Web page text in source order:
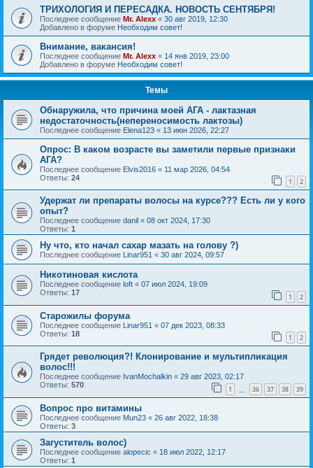
ТРИХОЛОГИЯ И ПЕРЕСАДКА. НОВОСТЬ СЕНТЯБРЯ!
Последнее сообщение Mr. Alexx « 30 авг 2019, 12:30
Добавлено в форуме Необходим совет!
Внимание, вакансия!
Последнее сообщение Mr. Alexx « 14 янв 2019, 23:00
Добавлено в форуме Необходим совет!
Темы
Обнаружила, что причина моей АГА - лактазная
недостаточность(непереносимость лактозы)
Последнее сообщение Elena123 « 13 июн 2026, 22:27
Опрос: В каком возрасте вы заметили первые признаки
АГА?
Последнее сообщение Elvis2016 « 11 мар 2026, 04:54
Ответы: 24 1 2
Удержат ли препараты волосы на курсе??? Есть ли у кого
опыт?
Последнее сообщение danil « 08 окт 2024, 17:30
Ответы: 1
Ну что, кто начал сахар мазать на голову ?)
Последнее сообщение Linar951 « 30 авг 2024, 09:57
Никотиновая кислота
Последнее сообщение loft « 07 июл 2024, 19:09
Ответы: 17 1 2
Старожилы форума
Последнее сообщение Linar951 « 07 дек 2023, 08:33
Ответы: 18 1 2
Грядет революция?! Клонирование и мультипликация
волос!!!
Последнее сообщение IvanMochalkin « 29 авг 2023, 02:17
Ответы: 570 1 36 37 38 39
Вопрос про витамины
Последнее сообщение Mun23 « 26 авг 2022, 18:38
Ответы: 3
Загуститель волос)
Последнее сообщение alopecic « 18 июл 2022, 12:17
Ответы: 1